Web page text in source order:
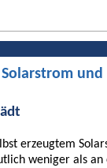
erzeugtem
weniger als